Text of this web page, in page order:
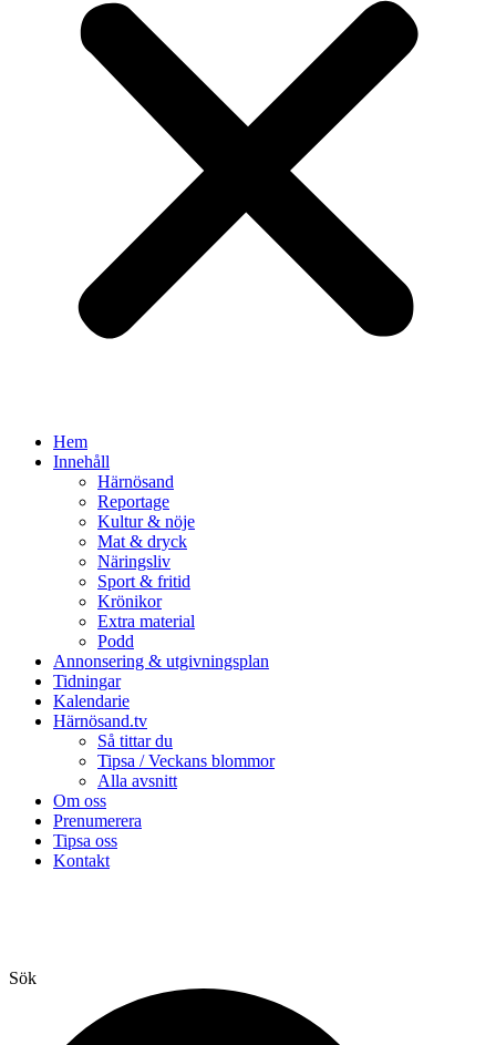
Hem
Innehåll
Härnösand
Reportage
Kultur & nöje
Mat & dryck
Näringsliv
Sport & fritid
Krönikor
Extra material
Podd
Annonsering & utgivningsplan
Tidningar
Kalendarie
Härnösand.tv
Så tittar du
Tipsa / Veckans blommor
Alla avsnitt
Om oss
Prenumerera
Tipsa oss
Kontakt
Sök